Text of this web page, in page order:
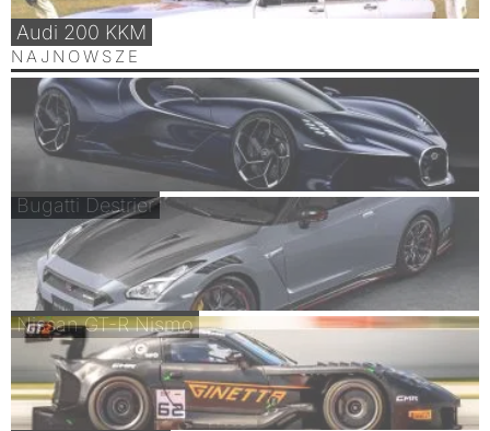
Audi 200 KKM
NAJNOWSZE
Bugatti Destrier
Nissan GT-R Nismo